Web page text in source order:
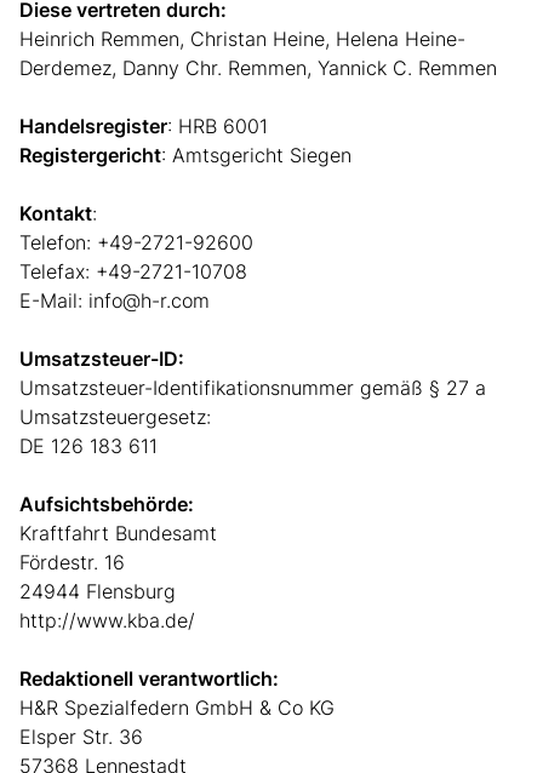
Diese vertreten durch:
Heinrich Remmen, Christan Heine, Helena Heine-
Derdemez, Danny Chr. Remmen, Yannick C. Remmen
Handelsregister: HRB 6001
Registergericht: Amtsgericht Siegen
Kontakt:
Telefon: +49-2721-92600
Telefax: +49-2721-10708
E-Mail: info@h-r.com
Umsatzsteuer-ID:
Umsatzsteuer-Identifikationsnummer gemäß § 27 a
Umsatzsteuergesetz:
DE 126 183 611
Aufsichtsbehörde:
Kraftfahrt Bundesamt
Fördestr. 16
24944 Flensburg
http://www.kba.de/
Redaktionell verantwortlich:
H&R Spezialfedern GmbH & Co KG
Elsper Str. 36
57368 Lennestadt